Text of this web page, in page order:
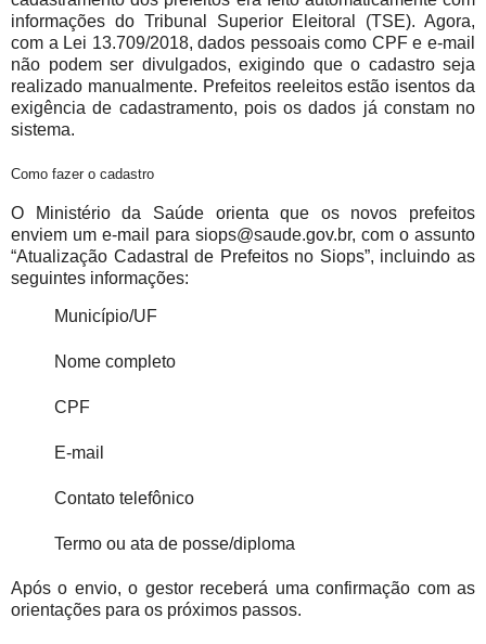
informações do Tribunal Superior Eleitoral (TSE). Agora,
com a Lei 13.709/2018, dados pessoais como CPF e e-mail
não podem ser divulgados, exigindo que o cadastro seja
realizado manualmente. Prefeitos reeleitos estão isentos da
exigência de cadastramento, pois os dados já constam no
sistema.
Como fazer o cadastro
O Ministério da Saúde orienta que os novos prefeitos
enviem um e-mail para siops@saude.gov.br, com o assunto
“Atualização Cadastral de Prefeitos no Siops”, incluindo as
seguintes informações:
Município/UF
Nome completo
CPF
E-mail
Contato telefônico
Termo ou ata de posse/diploma
Após o envio, o gestor receberá uma confirmação com as
orientações para os próximos passos.